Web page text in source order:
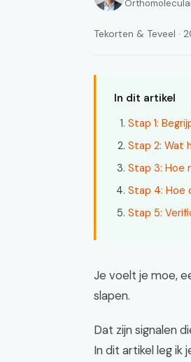
Tekorten & Teveel ·
In dit artikel
Stap 1:
Stap 2: Wat
Stap 3: Hoe
Stap 4: Hoe
Stap 5:
Je voelt je moe,
slapen.
Dat zijn signalen
In dit artikel leg ik